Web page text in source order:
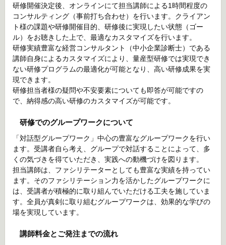
研修開催決定後、オンラインにて担当講師による1時間程度の
コンサルティング（事前打ち合わせ）を行います。クライアン
ト様の課題や研修開催目的、研修後に実現したい状態（ゴー
ル）をお聴きした上で、最適なカスタマイズを行います。
研修実績豊富な経営コンサルタント（中小企業診断士）である
講師自身によるカスタマイズにより、量産型研修では実現でき
ない研修プログラムの最適化が可能となり、高い研修成果を実
現できます。
研修担当者様の疑問や不安要素についても即答が可能ですの
で、納得感の高い研修のカスタマイズが可能です。
研修でのグループワークについて
「対話型グループワーク」中心の豊富なグループワークを行い
ます。受講者自ら考え、グループで対話することによって、多
くの気づきを得ていただき、実践への動機づけを図ります。
担当講師は、ファシリテーターとしても豊富な実績を持ってい
ます。そのファシリテーション力を活かしたグループワークに
は、受講者が積極的に取り組んでいただける工夫を施していま
す。全員が真剣に取り組むグループワークは、効果的な学びの
場を実現しています。
講師料金とご発注までの流れ